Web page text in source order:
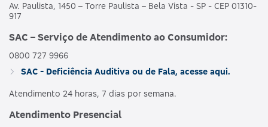
Av. Paulista, 1450 – Torre Paulista – Bela Vista - SP - CEP 01310-
917
SAC – Serviço de Atendimento ao Consumidor:
0800 727 9966
SAC - Deficiência Auditiva ou de Fala, acesse aqui.
Atendimento 24 horas, 7 dias por semana.
Atendimento Presencial